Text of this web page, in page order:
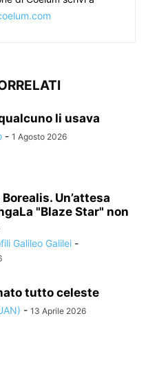
li usava
- 1 Agosto 2026
Un’attesa
"Blaze Star" non
Galileo Galilei -
tutto celeste
- 13 Aprile 2026